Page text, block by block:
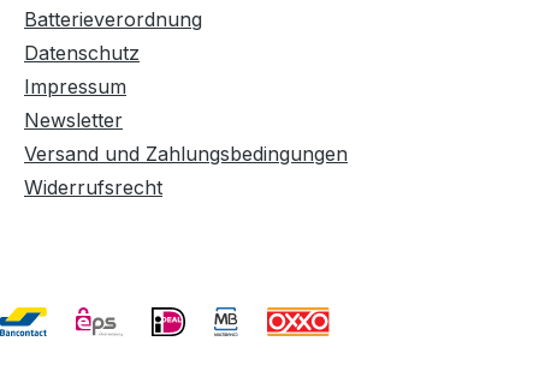
Batterieverordnung
Datenschutz
Impressum
Newsletter
Versand und Zahlungsbedingungen
Widerrufsrecht